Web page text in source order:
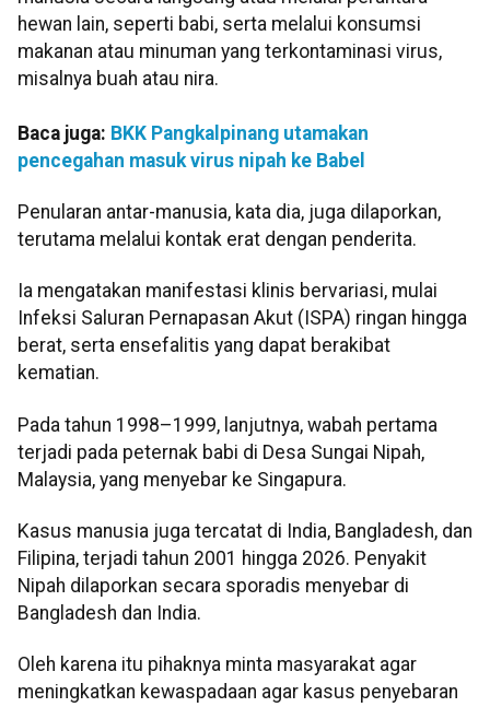
hewan lain, seperti babi, serta melalui konsumsi
makanan atau minuman yang terkontaminasi virus,
misalnya buah atau nira.
Baca juga: BKK Pangkalpinang utamakan
pencegahan masuk virus nipah ke Babel
Penularan antar-manusia, kata dia, juga dilaporkan,
terutama melalui kontak erat dengan penderita.
Ia mengatakan manifestasi klinis bervariasi, mulai
Infeksi Saluran Pernapasan Akut (ISPA) ringan hingga
berat, serta ensefalitis yang dapat berakibat
kematian.
Pada tahun 1998–1999, lanjutnya, wabah pertama
terjadi pada peternak babi di Desa Sungai Nipah,
Malaysia, yang menyebar ke Singapura.
Kasus manusia juga tercatat di India, Bangladesh, dan
Filipina, terjadi tahun 2001 hingga 2026. Penyakit
Nipah dilaporkan secara sporadis menyebar di
Bangladesh dan India.
Oleh karena itu pihaknya minta masyarakat agar
meningkatkan kewaspadaan agar kasus penyebaran